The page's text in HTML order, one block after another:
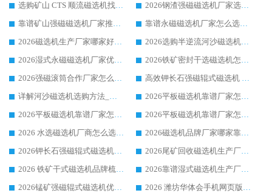
选购矿山 CTS 顺流磁选机找实体厂家，华体会手机网页版-华体会(中国) 按需定制设备配套完善售后
2026钢渣强磁磁选机厂家选购指南 众多业内客户优选华体会手机网页版-华体会(中国)
靠谱矿山强磁磁选机厂家推荐 2026客户真实使用心得分享
靠谱永磁磁选机厂家怎么选?福建客户真实体验分享华体会手机网页版-华体会(中国) 品牌
2026磁选机生产厂家哪家好?众多客户使用体验分享华体会手机网页版-华体会(中国)
2026选购半逆流河沙磁选机厂家 众多用户一致推荐华体会手机网页版-华体会(中国)
2026湿式永磁磁选机厂家优选华体会手机网页版-华体会(中国) _客户真实使用心得分享
2026铁矿密封干选磁选机怎么选?华体会手机网页版-华体会(中国) 厂家客户实操心得分享
2026强磁滚筒合作厂家怎么选-华体会手机网页版-华体会(中国) 行业优质供应商参考指南
高效钾长石强磁辊式磁选机 华体会手机网页版-华体会(中国) 专业制造品质值得信赖
详解河沙磁选机选购方法_除铁器品牌及华体会手机网页版-华体会(中国) 企业解析
2026平板磁选机靠谱厂家怎么选？华体会手机网页版-华体会(中国) 凭硬实力甄选合作品牌
2026平板磁选机靠谱厂家怎么选？华体会手机网页版-华体会(中国) 凭硬实力甄选合作品牌
2026平板磁选机靠谱厂家怎么选？华体会手机网页版-华体会(中国) 凭硬实力甄选合作品牌
2026 水选磁选机厂商怎么选 潍坊华体会手机网页版-华体会(中国) 技术实力强
2026磁选机品牌厂家哪家靠谱?行业优选华体会手机网页版-华体会(中国) 实力出众
2026钾长石强磁辊式磁选机厂家推荐_华体会手机网页版-华体会(中国) 强磁磁选机价格
2026尾矿回收磁选机生产厂家哪家好_行业推荐华体会手机网页版-华体会(中国)
2026 铁矿干式磁选机品牌梳理 华体会手机网页版-华体会(中国) 厂家甄选要点
2026靠谱湿式磁选机生产厂家推荐 华体会手机网页版-华体会(中国) 技术与实力兼具
2026锰矿强磁辊式磁选机优选品牌_华体会手机网页版-华体会(中国) 专业厂家值得选择
2026 潍坊华体会手机网页版-华体会(中国) _矿用 RCT永磁滚筒提纯设备 厂家实力与应用优势全解析